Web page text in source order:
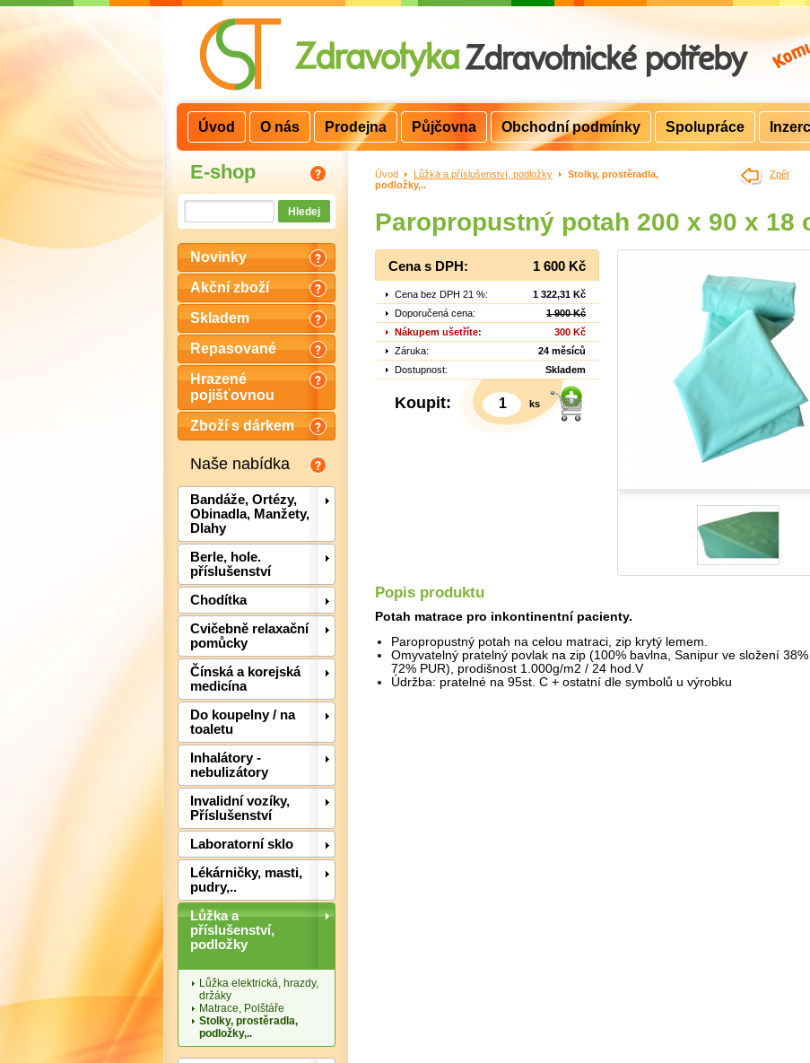
E-shop
Novinky
Akční zboží
Skladem
Repasované
Hrazené
pojišťovnou
Zboží s dárkem
Naše nabídka
Bandáže, Ortézy,
Obinadla, Manžety,
Dlahy
Berle, hole.
příslušenství
Chodítka
Cvičebně relaxační
pomůcky
Čínská a korejská
medicína
Do koupelny / na
toaletu
Inhalátory -
nebulizátory
Invalidní vozíky,
Příslušenství
Laboratorní sklo
Lékárničky, masti,
pudry,..
Lůžka a
příslušenství,
podložky
Lůžka elektrická, hrazdy,
držáky
Matrace, Polštáře
Stolky, prostěradla,
podložky,..
Úvod > Lůžka a příslušenství, podložky > Stolky, prostěradla,
podložky,..
Paropropustný potah 200 x 90 x 18
Cena s DPH: 1 600 Kč
Cena bez DPH 21 %:
1 322,31 Kč
Doporučená cena:
1 900 Kč
Nákupem ušetříte:
300 Kč
Záruka:
24 měsíců
Dostupnost:
Skladem
Koupit: ks
Popis produktu
Potah matrace pro inkontinentní pacienty.
Paropropustný potah na celou matraci, zip krytý lemem.
Omyvatelný pratelný povlak na zip (100% bavlna, Sanipur ve složení 38%
72% PUR), prodišnost 1.000g/m2 / 24 hod.V
Údržba: pratelné na 95st. C + ostatní dle symbolů u výrobku
Zpět
Úvod O nás Prodejna Půjčovna Obchodní podmínky Spolupráce